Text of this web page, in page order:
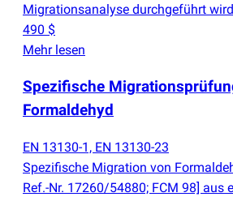
Migrationsanalyse durchgeführt
490 $
Mehr lesen
Spezifische
Formaldehyd
EN 13130-1, EN 13130-23
Spezifische Migration von
Ref.-Nr. 17260/54880; FCM 98] aus